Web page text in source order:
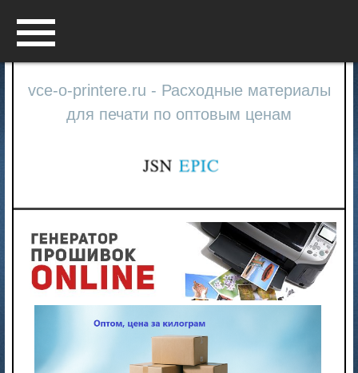
vce-o-printere.ru - Расходные материалы
для печати по оптовым ценам